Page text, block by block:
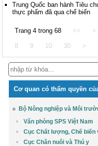
Trung Quốc ban hành Tiêu
thực phẩm đã qua chế biến
Trang 4 trong 68 << <
8 9 10 30 >
Cơ quan có thẩm quyền
Bộ Nông nghiệp và Môi
Văn phòng SPS Việt Nam
Cục Chất lượng, Chế
Cục Chăn nuôi và Thú y